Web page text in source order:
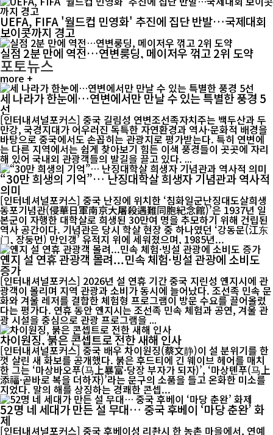
UEFA, FIFA '월드컵 민영화' 추진에 집단 반발…국제대회
보이콧까지 경고
실점 2분 만에 역전…연변룽딩, 메이저우 꺾고 2위 도약
포토뉴스
more +
세 나라가 한눈에…연변에서만 만날 수 있는 특별한 풍경 5
선
[인터내셔널포커스] 중국 길림성 연변조선족자치주는 백두산과 두
만강, 국경지대가 어우러진 독특한 자연환경과 역사·문화적 배경을
바탕으로 중국에서도 손꼽히는 관광지로 평가받는다. 특히 연변에
는 다른 지역에서는 쉽게 찾아보기 힘든 이색 풍경들이 곳곳에 자리
해 있어 국내외 관광객들의 발길을 끌고 있다. ...
“30만 희생의 기억”… 난징대학살 희생자 기념관과 역사적
의미
[인터네셔널포커스] 중국 난징에 위치한 ‘침화일군난징대도살희생
동포기념관(侵華日軍南京大屠殺遇難同胞紀念館)’은 1937년 일
본군이 자행한 대학살로 희생된 30만여 명을 추모하기 위해 건립된
역사 공간이다. 기념관은 당시 학살 현장 중 하나였던 ‘강동문(江东
门, 장둥먼) 만인갱’ 유적지 위에 세워졌으며, 1985년...
옌지 설 연휴 관광객 몰려...민속 체험·빙설 관광에 소비도
증가
[인터내셔널포커스] 2026년 설 연휴 기간 중국 지린성 옌지시에 관
광객이 몰리며 지역 관광과 소비가 동시에 늘어났다. 조선족 민속 문
화와 겨울 레저를 결합한 체험형 프로그램이 방문 수요를 끌어올렸
다는 평가다. 연휴 동안 옌지시는 조선족 민속 체험과 공연, 겨울 관
광 시설을 중심으로 관광 프로그램을 ...
차이원징, 붉은 콘셉트로 전한 새해 인사
[인터내셔널포커스] 중국 배우 차이원징(蔡文静)이 설 분위기를 한
껏 살린 새 화보를 공개했다. 붉은 후드티에 긴 웨이브 헤어를 매치
한 그는 ‘마상바오푸(马上暴富·당장 부자가 되자)’, ‘마상톈푸(马上
添福·곧바로 복을 더하자)’라는 문구의 소품을 들고 온화한 미소를
지었다. 말의 해를 상징하는 경쾌한 콘셉...
52명 네 세대가 만든 설 무대… 중국 후베이 ‘마당 춘완’ 화
제
[인터내셔널포커스] 중국 후베이성 리촨시 한 농촌 마을에서, 연예